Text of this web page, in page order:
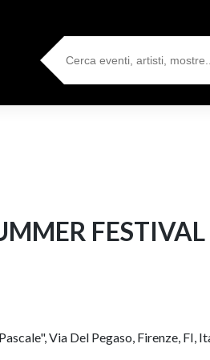
Search
for:
FESTIVAL
Via Del Pegaso, Firenze, FI,